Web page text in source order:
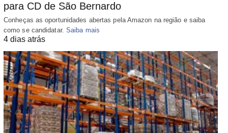
para CD de São Bernardo
Conheças as oportunidades abertas pela Amazon na região e saiba
como se candidatar. Saiba mais
4 dias atrás